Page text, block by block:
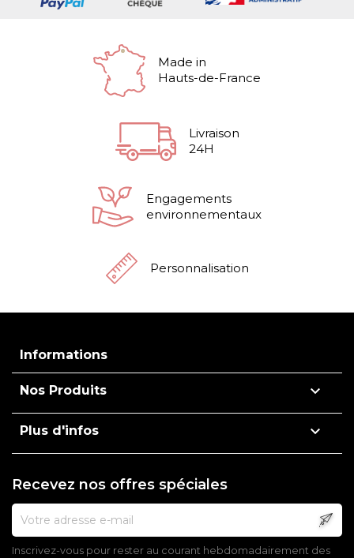
Made in
Hauts-de-France
Livraison
24H
Engagements
environnementaux
Personnalisation
Informations
Nos Produits 
Plus d'infos 
Recevez nos offres spéciales
Inscrivez-vous pour rester au courant hebdomadairement des